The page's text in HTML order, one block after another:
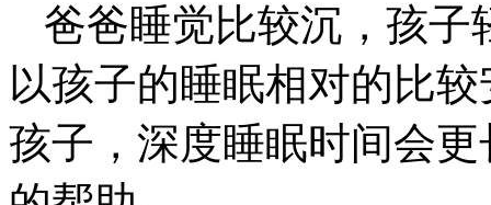
爸爸睡觉比较沉，孩子
以孩子的睡眠相对的比
孩子，深度睡眠时间会